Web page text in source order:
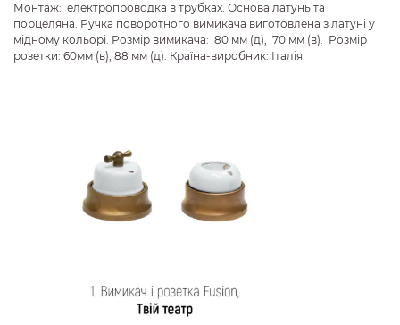
Монтаж: електропроводка в трубках. Основа латунь та
порцеляна. Ручка поворотного вимикача виготовлена з латуні у
мідному кольорі. Розмір вимикача: 80 мм (д), 70 мм (в). Розмір
розетки: 60мм (в), 88 мм (д). Країна-виробник: Італія.